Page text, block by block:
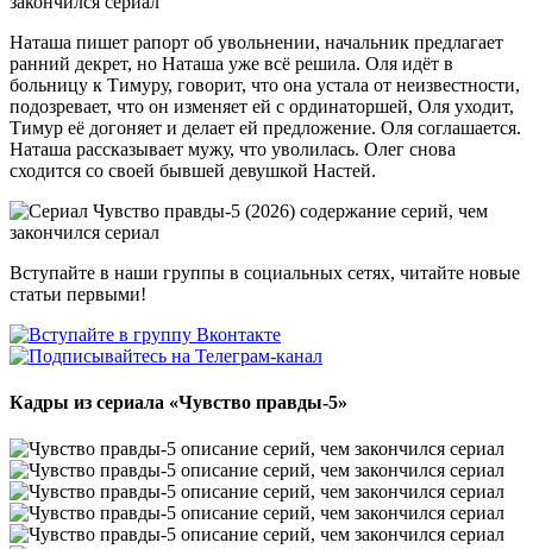
Наташа пишет рапорт об увольнении, начальник предлагает
ранний декрет, но Наташа уже всё решила. Оля идёт в
больницу к Тимуру, говорит, что она устала от неизвестности,
подозревает, что он изменяет ей с ординаторшей, Оля уходит,
Тимур её догоняет и делает ей предложение. Оля соглашается.
Наташа рассказывает мужу, что уволилась. Олег снова
сходится со своей бывшей девушкой Настей.
Вступайте в наши группы в социальных сетях, читайте новые
статьи первыми!
Кадры из сериала «Чувство правды-5»